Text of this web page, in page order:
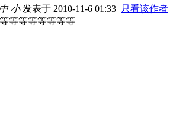
中 小发表于 2010-11-6 01:33 只看该作者
等等等等等等等